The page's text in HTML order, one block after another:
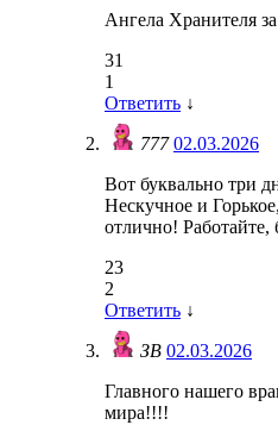
Ангела Хранителя
31
1
Ответить ↓
77702.03.2026
Вот буквально три
Нескучное и
отлично! Работайте,
23
2
Ответить ↓
ЗВ 02.03.2026
Главного нашего
мира!!!!